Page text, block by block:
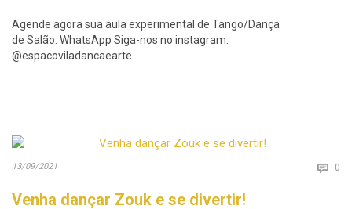
Agende agora sua aula experimental de Tango/Dança
de Salão: WhatsApp Siga-nos no instagram:
@espacoviladancaearte
13/09/2021  0
Venha dançar Zouk e se divertir!